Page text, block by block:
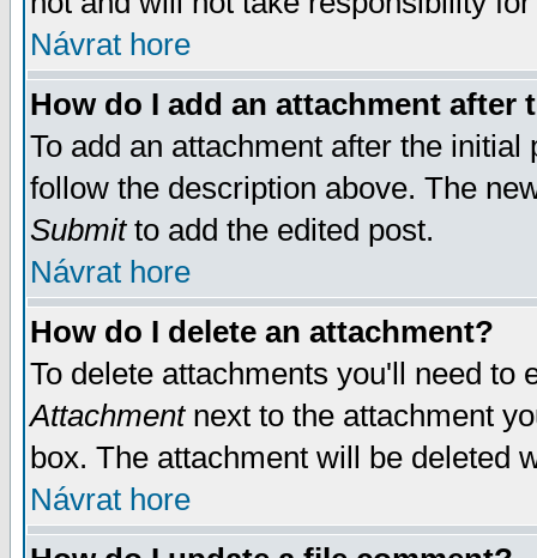
Návrat hore
How do I add an attachment after
To add an attachment after the
follow the description above. The
Submitto add the edited post.
Návrat hore
How do I delete an attachment?
To delete attachments you'll need
Attachmentnext to the attachment
box. The attachment will be deleted
Návrat hore